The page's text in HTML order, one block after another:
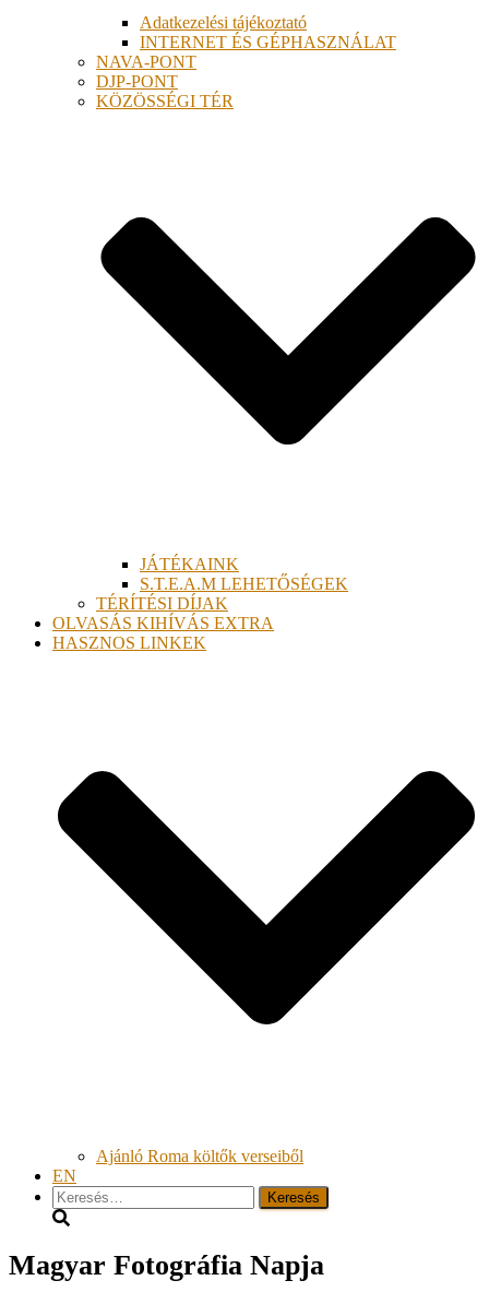
Adatkezelési tájékoztató
INTERNET ÉS GÉPHASZNÁLAT
NAVA-PONT
DJP-PONT
KÖZÖSSÉGI TÉR
JÁTÉKAINK
S.T.E.A.M LEHETŐSÉGEK
TÉRÍTÉSI DÍJAK
OLVASÁS KIHÍVÁS EXTRA
HASZNOS LINKEK
Ajánló Roma költők verseiből
EN
Keresés:
Magyar Fotográfia Napja